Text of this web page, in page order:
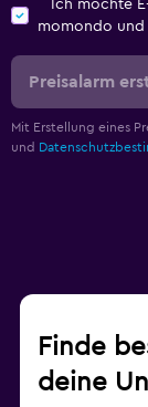
Ich möchte
momondo und
Preisalarm
Mit Erstellung eines
und
Finde
deine